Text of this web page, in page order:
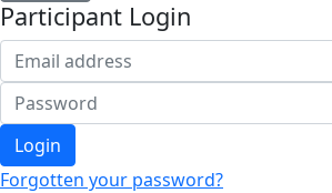
Participant Login
Login
Forgotten your password?